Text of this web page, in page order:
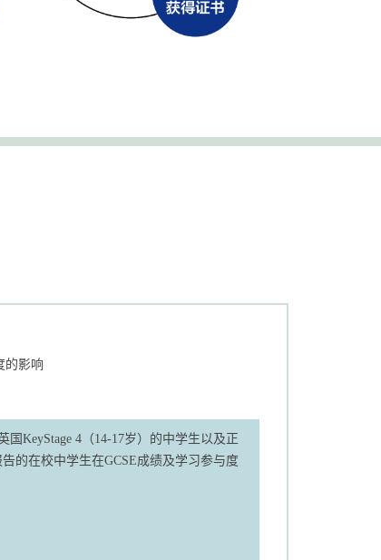
的影响
KeyStage 4（14-17岁）的中学生以及正
的在校中学生在GCSE成绩及学习参与度